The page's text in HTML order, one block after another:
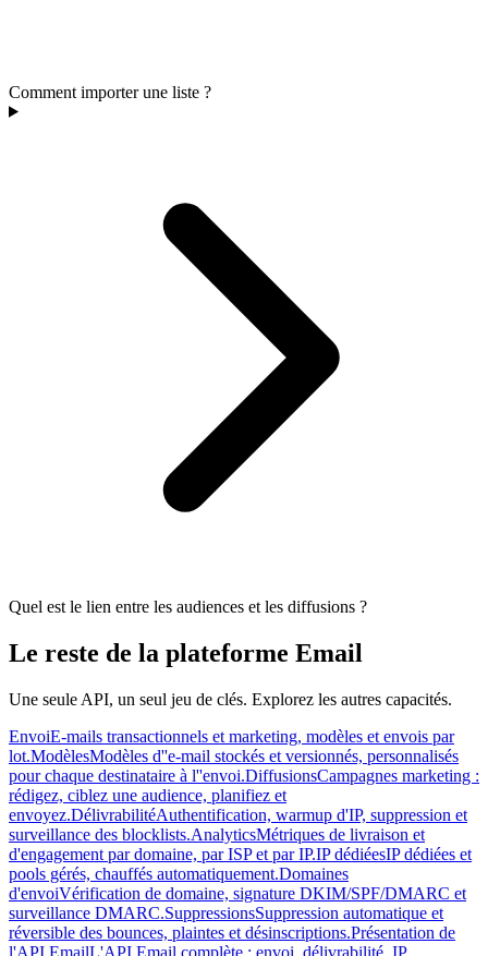
Comment importer une liste ?
Quel est le lien entre les audiences et les diffusions ?
Le reste de la plateforme Email
Une seule API, un seul jeu de clés. Explorez les autres capacités.
EnvoiE-mails transactionnels et marketing, modèles et envois par
lot.ModèlesModèles d''e-mail stockés et versionnés, personnalisés
pour chaque destinataire à l''envoi.DiffusionsCampagnes marketing :
rédigez, ciblez une audience, planifiez et
envoyez.DélivrabilitéAuthentification, warmup d'IP, suppression et
surveillance des blocklists.AnalyticsMétriques de livraison et
d'engagement par domaine, par ISP et par IP.IP dédiéesIP dédiées et
pools gérés, chauffés automatiquement.Domaines
d'envoiVérification de domaine, signature DKIM/SPF/DMARC et
surveillance DMARC.SuppressionsSuppression automatique et
réversible des bounces, plaintes et désinscriptions.Présentation de
l'API EmailL'API Email complète : envoi, délivrabilité, IP,